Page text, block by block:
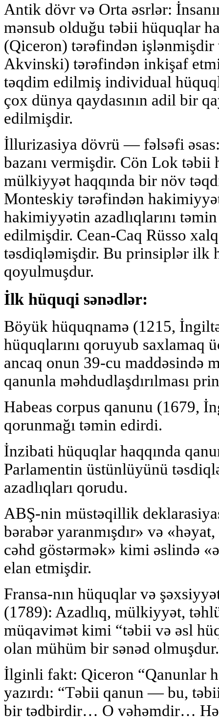
Antik dövr və Orta əsrlər:
mənsub olduğu təbii hüquqlar
(Qiceron) tərəfindən
Akvinski) tərəfindən inkişaf
təqdim edilmiş individual
çox dünya qaydasının adil bir
edilmişdir.
İllurizasiya dövrü — fəlsəfi
bazanı vermişdir. Cön Lok təbii
mülkiyyət haqqında bir növ
Monteskiy tərəfindən
hakimiyyətin azadlıqlarını
edilmişdir. Cean-Caq Rüsso
təsdiqləmişdir. Bu prinsiplər ilk
qoyulmuşdur.
İlk hüquqi sənədlər:
Böyük hüquqnamə (1215,
hüquqlarını qoruyub saxlamaq
ancaq onun 39-cu maddəsində
qanunla məhdudlaşdırılması
Habeas corpus qanunu (1679,
qorunmağı təmin edirdi.
İnzibati hüquqlar haqqında
Parlamentin üstünlüyünü
azadlıqları qorudu.
ABŞ-nin müstəqillik
bərabər yaranmışdır» və
cəhd göstərmək» kimi əslində
elan etmişdir.
Fransa-nın hüquqlar və
(1789): Azadlıq, mülkiyyət,
müqavimət kimi “təbii və əsl
olan mühüm bir sənəd olmuşdur.
İlginli fakt: Qiceron “Qanunlar
yazırdı: “Təbii qanun — bu,
bir tədbirdir… O vəhəmdir…